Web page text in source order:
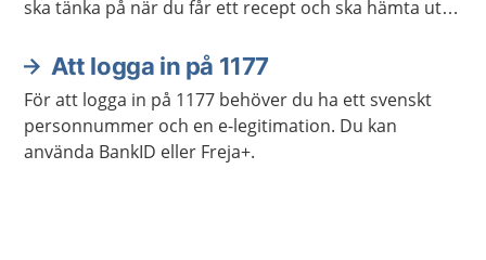
ska tänka på när du får ett recept och ska hämta ut
Att logga in på 1177
För att logga in på 1177 behöver du ha ett svenskt
personnummer och en e-legitimation. Du kan
använda BankID eller Freja+.